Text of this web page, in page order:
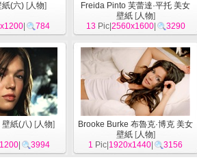
紙(六) [人物]
784
Freida Pinto 芙蕾達·平托 美女
壁紙[人物]
13Pic| 2560x1600| 3290
壁紙(八) [人物]
3994
Brooke Burke 布魯克·博克 美女
壁紙[人物]
1 Pic| 1920x1440 3156